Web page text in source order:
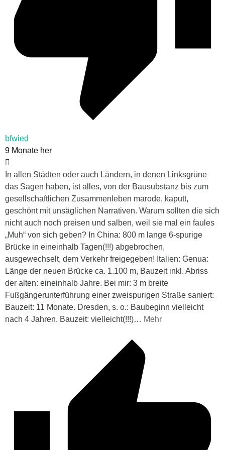
bfwied
9 Monate her
In allen Städten oder auch Ländern, in denen Linksgrüne
das Sagen haben, ist alles, von der Bausubstanz bis zum
gesellschaftlichen Zusammenleben marode, kaputt,
geschönt mit unsäglichen Narrativen. Warum sollten die sich
nicht auch noch preisen und salben, weil sie mal ein faules
„Muh“ von sich geben? In China: 800 m lange 6-spurige
Brücke in eineinhalb Tagen(!!!) abgebrochen,
ausgewechselt, dem Verkehr freigegeben! Italien: Genua:
Länge der neuen Brücke ca. 1.100 m, Bauzeit inkl. Abriss
der alten: eineinhalb Jahre. Bei mir: 3 m breite
Fußgängerunterführung einer zweispurigen Straße saniert:
Bauzeit: 11 Monate. Dresden, s. o.: Baubeginn vielleicht
nach 4 Jahren. Bauzeit: vielleicht(!!!)… Mehr